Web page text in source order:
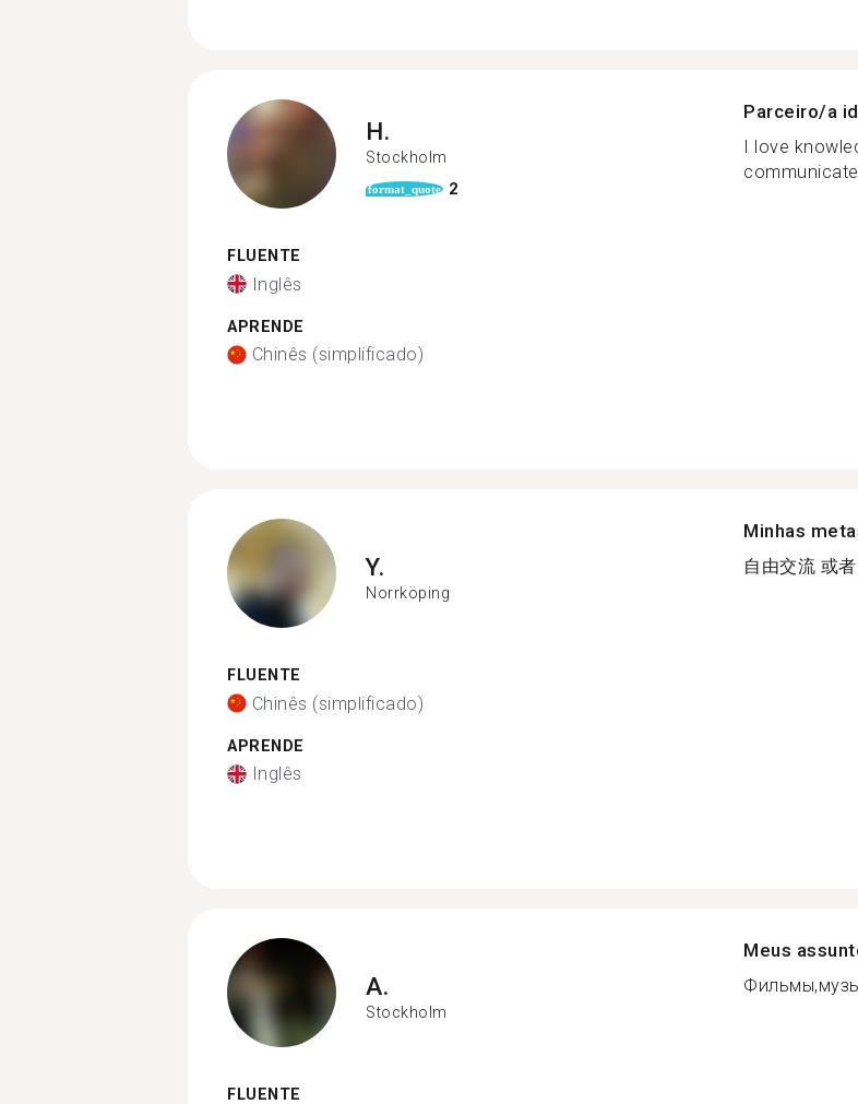
H.
Stockholm
format_quote 2
FLUENTE
Inglês
APRENDE
Chinês (simplificado)
Parceiro/a
I love
Y.
Norrköping
FLUENTE
Chinês (simplificado)
APRENDE
Inglês
Minhas
自由交流 或
A.
Stockholm
FLUENTE
Meus